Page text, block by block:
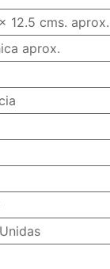
12.5 cms. aprox.
aprox.